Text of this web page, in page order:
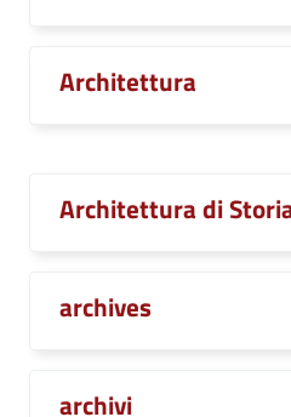
Architettura
Architettura di
archives
archivi